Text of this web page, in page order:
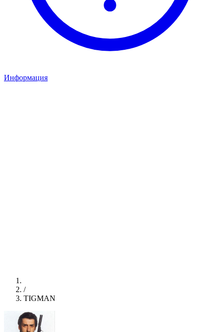
Информация
/
TIGMAN